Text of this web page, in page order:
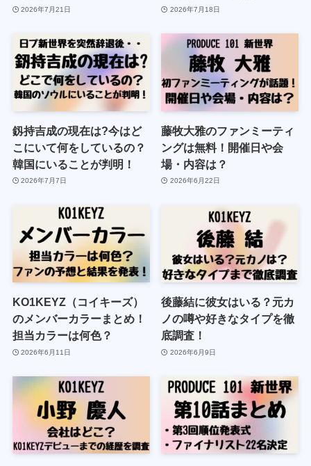
2026年7月21日 2026年7月18日
釼持吉成の現在は?今はど
こにいて何をしているの？
韓国にいることが判明！
2026年7月7日
藤牧大雅のファンミーティ
ングは無料！開催日や会
場・内容は？
2026年6月22日
KO1KEYZ（コイキーズ）
のメンバーカラーまとめ！
担当カラーは何色？
2026年6月11日
後藤結に彼女はいる？元カ
ノの噂や好きなタイプを徹
底調査！
2026年6月9日